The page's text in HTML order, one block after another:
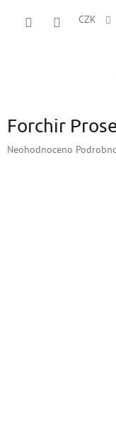
CZK
Forchir
Průměrné
Neohodnoceno